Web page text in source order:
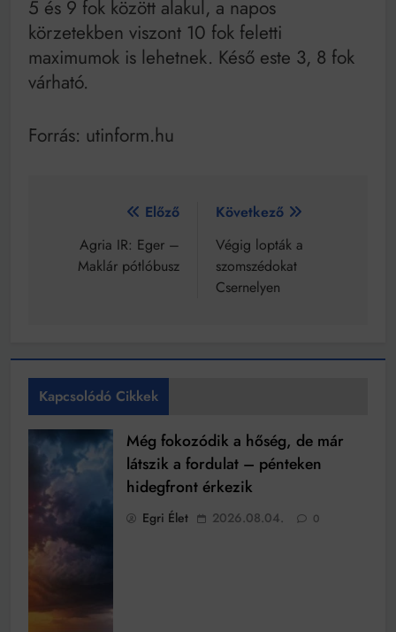
5 és 9 fok között alakul, a napos
körzetekben viszont 10 fok feletti
maximumok is lehetnek. Késő este 3, 8 fok
várható.
Forrás: utinform.hu
Bejegyzés
navigáció
Előző
Agria IR: Eger –
Maklár pótlóbusz
Következő
Végig lopták a
szomszédokat
Csernelyen
Kapcsolódó Cikkek
Még fokozódik a hőség, de már
látszik a fordulat – pénteken
hidegfront érkezik
Egri Élet 2026.08.04. 0